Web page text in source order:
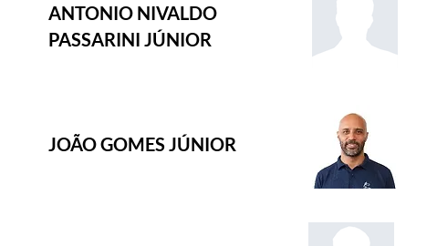
ANTONIO NIVALDO
PASSARINI JÚNIOR
JOÃO GOMES JÚNIOR